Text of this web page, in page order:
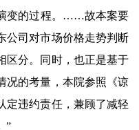
变的过程。……故本案要
公司对市场价格走势判断
区分。同时，也正是基于
况的考量，本院参照《谅
定违约责任，兼顾了减轻
”